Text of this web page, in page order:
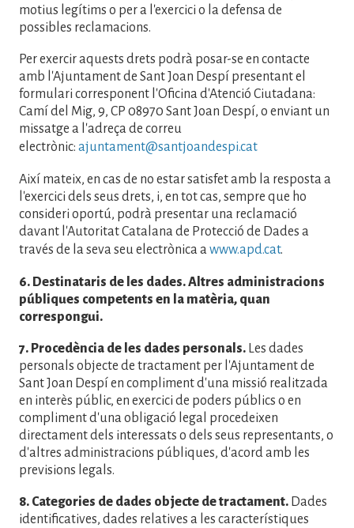
motius legítims o per a l'exercici o la defensa de
possibles reclamacions.
Per exercir aquests drets podrà posar-se en contacte
amb l'Ajuntament de Sant Joan Despí presentant el
formulari corresponent l'Oficina d'Atenció Ciutadana:
Camí del Mig, 9, CP 08970 Sant Joan Despí, o enviant un
missatge a l'adreça de correu
electrònic: ajuntament@santjoandespi.cat
Així mateix, en cas de no estar satisfet amb la resposta a
l'exercici dels seus drets, i, en tot cas, sempre que ho
consideri oportú, podrà presentar una reclamació
davant l'Autoritat Catalana de Protecció de Dades a
través de la seva seu electrònica awww.apd.cat.
6. Destinataris de les dades. Altres administracions
públiques competents en la matèria, quan
correspongui.
7. Procedència de les dades personals. Les dades
personals objecte de tractament per l'Ajuntament de
Sant Joan Despí en compliment d'una missió realitzada
en interès públic, en exercici de poders públics o en
compliment d'una obligació legal procedeixen
directament dels interessats o dels seus representants, o
d'altres administracions públiques, d'acord amb les
previsions legals.
8. Categories de dades objecte de tractament. Dades
identificatives, dades relatives a les característiques